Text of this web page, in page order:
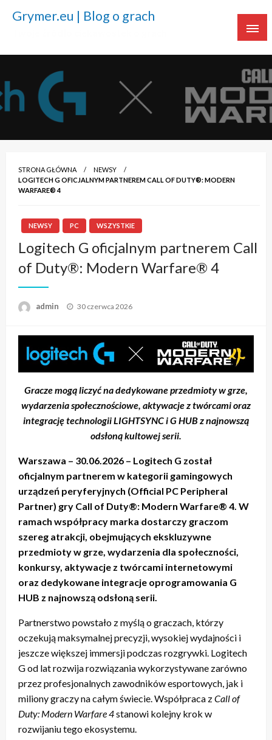
Grymer.eu | Blog o grach
STRONA GŁÓWNA
NEWSY
LOGITECH G OFICJALNYM PARTNEREM CALL OF DUTY®: MODERN
WARFARE® 4
NEWSY PC WSZYSTKIE
Logitech G oficjalnym partnerem Call
of Duty®: Modern Warfare® 4
admin Napisano
30 czerwca 2026
Gracze mogą liczyć na dedykowane przedmioty w grze,
wydarzenia społecznościowe, aktywacje z twórcami oraz
integrację technologii LIGHTSYNC i G HUB z najnowszą
odsłoną kultowej serii.
Warszawa – 30.06.2026 – Logitech G został
oficjalnym partnerem w kategorii gamingowych
urządzeń peryferyjnych (Official PC Peripheral
Partner) gry Call of Duty®: Modern Warfare® 4. W
ramach współpracy marka dostarczy graczom
szereg atrakcji, obejmujących ekskluzywne
przedmioty w grze, wydarzenia dla społeczności,
konkursy, aktywacje z twórcami internetowymi
oraz dedykowane integracje oprogramowania G
HUB z najnowszą odsłoną serii.
Partnerstwo powstało z myślą o graczach, którzy
oczekują maksymalnej precyzji, wysokiej wydajności i
jeszcze większej immersji podczas rozgrywki. Logitech
G od lat rozwija rozwiązania wykorzystywane zarówno
przez profesjonalnych zawodników esportowych, jak i
miliony graczy na całym świecie. Współpraca zCall of
Duty: Modern Warfare 4stanowi kolejny krok w
rozwijaniu tego ekosystemu.